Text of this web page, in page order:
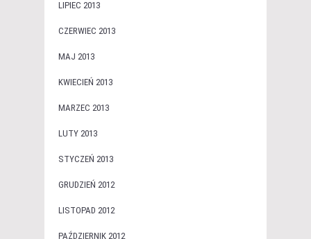
LIPIEC 2013
CZERWIEC 2013
MAJ 2013
KWIECIEŃ 2013
MARZEC 2013
LUTY 2013
STYCZEŃ 2013
GRUDZIEŃ 2012
LISTOPAD 2012
PAŹDZIERNIK 2012